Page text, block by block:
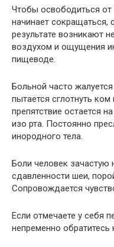
Чтобы освободиться
начинает сокращаться,
результате возникают
воздухом и ощущения
пищеводе.
Больной часто
пытается сглотнуть ком
препятствие остается
изо рта. Постоянно
инородного тела.
Боли человек зачастую
сдавленности шеи,
Сопровождается
Если отмечаете у себя
непременно обратитесь